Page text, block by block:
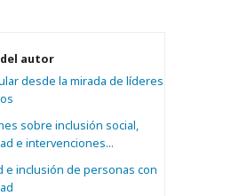
autor
desde la mirada de líderes
sobre inclusión social,
e intervenciones...
e inclusión de personas con